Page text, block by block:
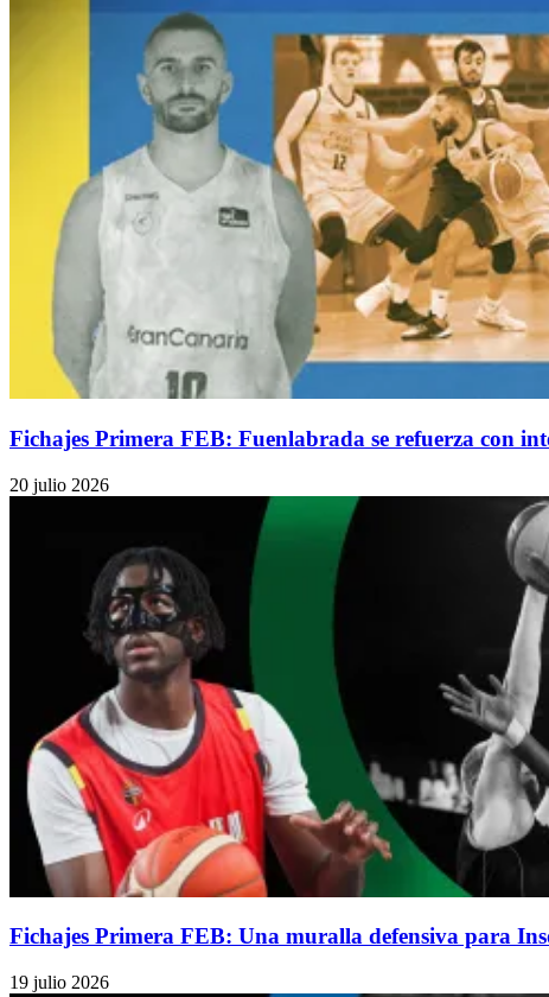
Fichajes Primera FEB: Fuenlabrada se refuerza con
20 julio 2026
Fichajes Primera FEB: Una muralla defensiva para
19 julio 2026